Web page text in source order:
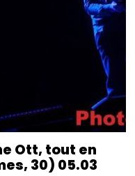
Ott, tout en
30) 05.03